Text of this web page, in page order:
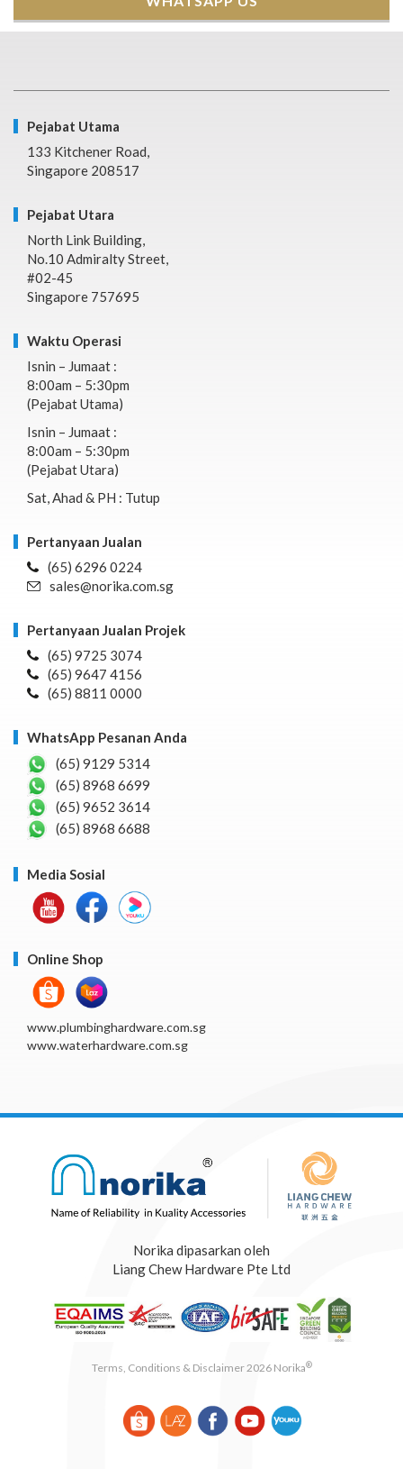
Pejabat Utama
133 Kitchener Road,
Singapore 208517
Pejabat Utara
North Link Building,
No.10 Admiralty Street,
#02-45
Singapore 757695
Waktu Operasi
Isnin – Jumaat :
8:00am – 5:30pm
(Pejabat Utama)
Isnin – Jumaat :
8:00am – 5:30pm
(Pejabat Utara)
Sat, Ahad & PH : Tutup
Pertanyaan Jualan
(65) 6296 0224
sales@norika.com.sg
Pertanyaan Jualan Projek
(65) 9725 3074
(65) 9647 4156
(65) 8811 0000
WhatsApp Pesanan Anda
(65) 9129 5314
(65) 8968 6699
(65) 9652 3614
(65) 8968 6688
Media Sosial
Online Shop
www.plumbinghardware.com.sg
www.waterhardware.com.sg
Norika dipasarkan oleh
Liang Chew Hardware Pte Ltd
Terms, Conditions & Disclaimer 2026 Norika®